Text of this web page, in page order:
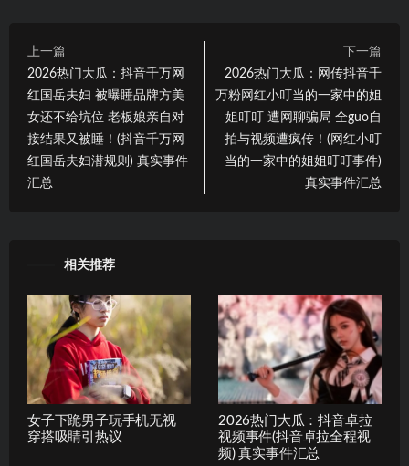
上一篇
2026热门大瓜：抖音千万网
红国岳夫妇 被曝睡品牌方美
女还不给坑位 老板娘亲自对
接结果又被睡！(抖音千万网
红国岳夫妇潜规则) 真实事件
汇总
下一篇
2026热门大瓜：网传抖音千
万粉网红小叮当的一家中的姐
姐叮叮 遭网聊骗局 全guo自
拍与视频遭疯传！(网红小叮
当的一家中的姐姐叮叮事件)
真实事件汇总
相关推荐
女子下跪男子玩手机无视
穿搭吸睛引热议
2026热门大瓜：抖音卓拉
视频事件(抖音卓拉全程视
频) 真实事件汇总